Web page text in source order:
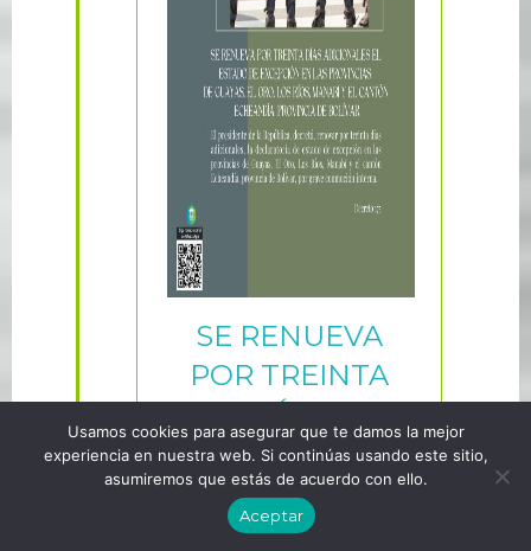
SE RENUEVA
POR TREINTA
ADICIONALES EL
ESTADO DE
EXCEPCIÓN EN
Usamos cookies para asegurar que te damos la mejor
experiencia en nuestra web. Si continúas usando este sitio,
asumiremos que estás de acuerdo con ello.
Aceptar